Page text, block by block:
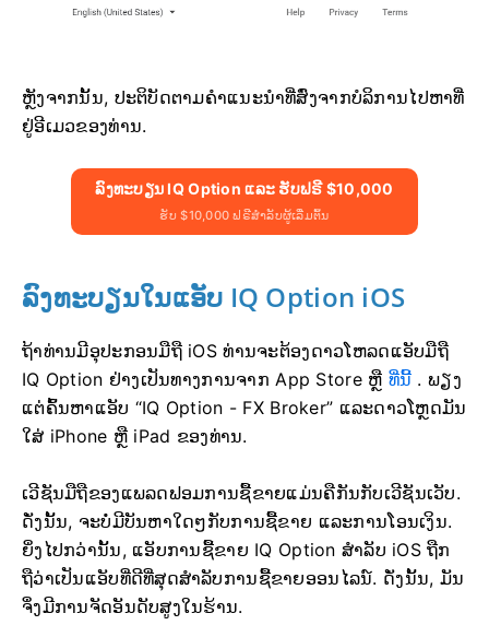
ຫຼັງຈາກນັ້ນ, ປະຕິບັດຕາມຄຳແນະນຳທີ່ສົ່ງຈາກບໍລິການໄປຫາທີ່
ຢູ່ອີເມວຂອງທ່ານ.
ລົງທະບຽນ IQ Option ແລະ ຮັບຟຣີ $10,000
ຮັບ $10,000 ຟຣີສຳລັບຜູ້ເລີ່ມຕົ້ນ
ລົງທະບຽນໃນແອັບ IQ Option iOS
ຖ້າທ່ານມີອຸປະກອນມືຖື iOS ທ່ານຈະຕ້ອງດາວໂຫລດແອັບມືຖື
IQ Option ຢ່າງເປັນທາງການຈາກ App Store ຫຼື ທີ່ນີ້ . ພຽງ
ແຕ່ຄົ້ນຫາແອັບ “IQ Option - FX Broker” ແລະດາວໂຫຼດມັນ
ໃສ່ iPhone ຫຼື iPad ຂອງທ່ານ.
ເວີຊັນມືຖືຂອງແພລດຟອມການຊື້ຂາຍແມ່ນຄືກັນກັບເວີຊັນເວັບ.
ດັ່ງນັ້ນ, ຈະບໍ່ມີບັນຫາໃດໆກັບການຊື້ຂາຍ ແລະການໂອນເງິນ.
ຍິ່ງໄປກວ່ານັ້ນ, ແອັບການຊື້ຂາຍ IQ Option ສຳລັບ iOS ຖືກ
ຖືວ່າເປັນແອັບທີ່ດີທີ່ສຸດສຳລັບການຊື້ຂາຍອອນໄລນ໌. ດັ່ງນັ້ນ, ມັນ
ຈຶ່ງມີການຈັດອັນດັບສູງໃນຮ້ານ.